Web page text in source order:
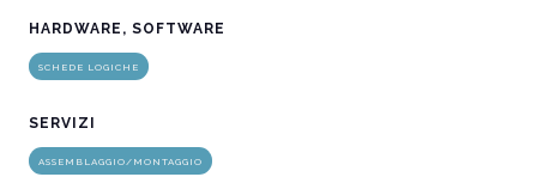
HARDWARE, SOFTWARE
SCHEDE LOGICHE
SERVIZI
ASSEMBLAGGIO/MONTAGGIO